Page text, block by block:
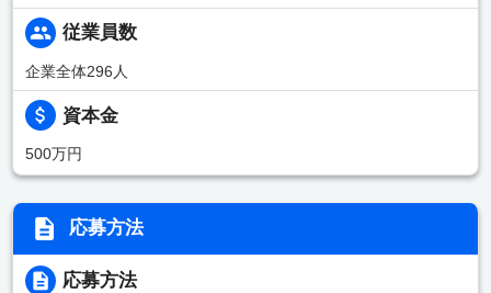
従業員数
企業全体296人
資本金
500万円
応募方法
応募方法